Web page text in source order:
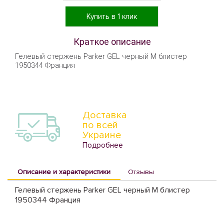
Купить в 1 клик
Краткое описание
Гелевый стержень Parker GEL черный M блистер
1950344 Франция
Доставка
по всей
Украине
Подробнее
Описание и характеристики Отзывы
Гелевый стержень Parker GEL черный M блистер
1950344 Франция